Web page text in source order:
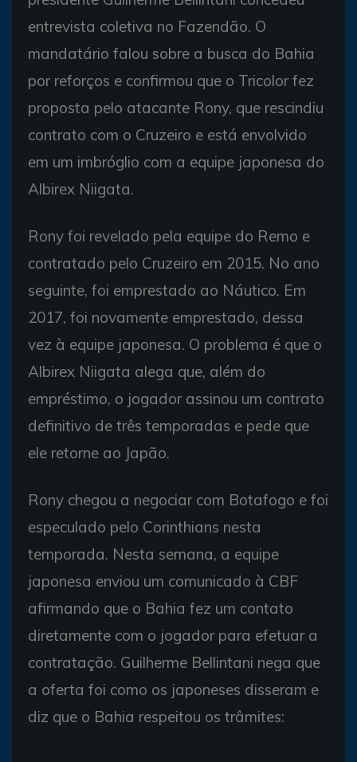
entrevista coletiva no Fazendão. O
mandatário falou sobre a busca do Bahia
por reforços e confirmou que o Tricolor fez
proposta pelo atacante Rony, que rescindiu
contrato com o Cruzeiro e está envolvido
em um imbróglio com a equipe japonesa do
Albirex Niigata.
Rony foi revelado pela equipe do Remo e
contratado pelo Cruzeiro em 2015. No ano
seguinte, foi emprestado ao Náutico. Em
2017, foi novamente emprestado, dessa
vez à equipe japonesa. O problema é que o
Albirex Niigata alega que, além do
empréstimo, o jogador assinou um contrato
definitivo de três temporadas e pede que
ele retorne ao Japão.
Rony chegou a negociar com Botafogo e foi
especulado pelo Corinthians nesta
temporada. Nesta semana, a equipe
japonesa enviou um comunicado à CBF
afirmando que o Bahia fez um contato
diretamente com o jogador para efetuar a
contratação. Guilherme Bellintani nega que
a oferta foi como os japoneses disseram e
diz que o Bahia respeitou os trâmites: